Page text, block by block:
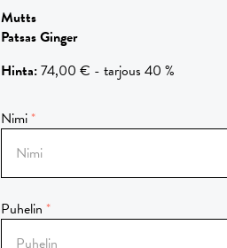
Mutts
Patsas Ginger
Hinta:74,00 € - tarjous 40 %
Nimi
Puhelin